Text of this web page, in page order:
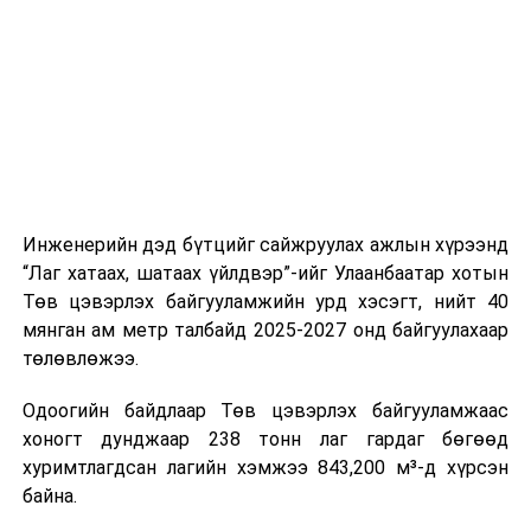
өдөр тутмын ажлын бэлэн байдлыг хангах зэрэг
практик ур чадварыг сургалтын хөтөлбөрт тусгажээ.
Сургалтыг танилцуулах лекц, асуулт-хариулт,
жишээнд суурилсан сургалт, багаар ажиллах дасгал,
танилцах, онцгой нөхцөлд ажиллах дадлага зэрэг
онол, практик хосолсон хэлбэрээр зохион байгуулж
байна.
Инженерийн дэд бүтцийг сайжруулах ажлын хүрээнд
“Лаг хатаах, шатаах үйлдвэр”-ийг Улаанбаатар хотын
Төв цэвэрлэх байгууламжийн урд хэсэгт, нийт 40
мянган ам метр талбайд 2025-2027 онд байгуулахаар
төлөвлөжээ.
Одоогийн байдлаар Төв цэвэрлэх байгууламжаас
хоногт дунджаар 238 тонн лаг гардаг бөгөөд
хуримтлагдсан лагийн хэмжээ 843,200 м³-д хүрсэн
байна.